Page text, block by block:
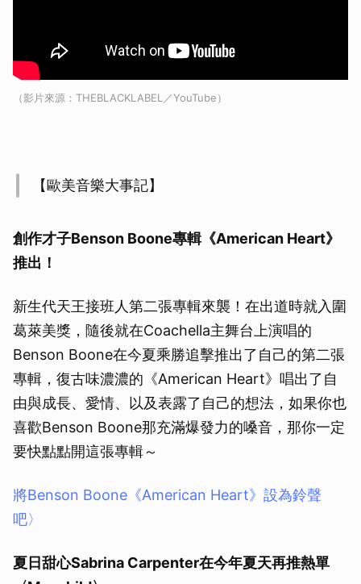
（影片來源：THEBLACKLABEL／YouTube）
【歐美音樂大事記】
創作才子Benson Boone專輯《American Heart》
推出！
新生代天王接班人第二張專輯來襲！在出道時就入圍
葛萊美獎，隨後就在Coachella主舞台上演唱的
Benson Boone在今夏乘勝追擊推出了自己的第二張
專輯，復古味濃濃的《American Heart》唱出了自
由與成長、愛情、以及表露了自己的想法，如果你也
喜歡Benson Boone那充滿爆發力的嗓音，那你一定
要快點點開這張專輯～
將Benson Boone《American Heart》設為鈴聲
吧〉
夏日甜心Sabrina Carpenter在今年夏天再推熱單